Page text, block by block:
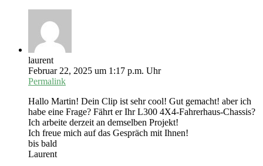
laurent
Februar 22, 2025 um 1:17 p.m. Uhr
Permalink
Hallo Martin! Dein Clip ist sehr cool! Gut gemacht! aber ich
habe eine Frage? Fährt er Ihr L300 4X4-Fahrerhaus-Chassis?
Ich arbeite derzeit an demselben Projekt!
Ich freue mich auf das Gespräch mit Ihnen!
bis bald
Laurent